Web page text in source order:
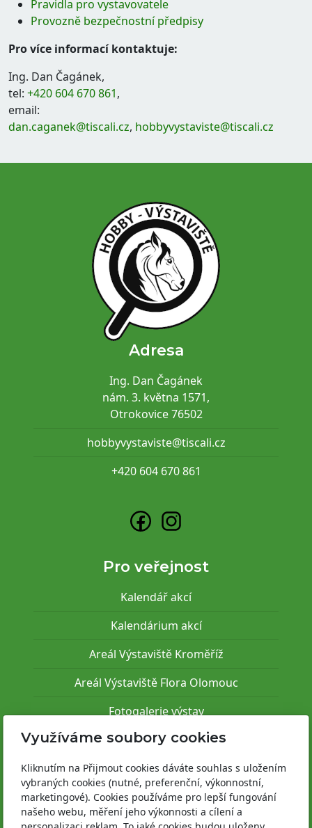
Pravidla pro vystavovatele
Provozně bezpečnostní předpisy
Pro více informací kontaktuje:
Ing. Dan Čagánek,
tel: +420 604 670 861,
email:
dan.caganek@tiscali.cz, hobbyvystaviste@tiscali.cz
Adresa
Ing. Dan Čagánek
nám. 3. května 1571,
Otrokovice 76502
hobbyvystaviste@tiscali.cz
+420 604 670 861
Pro veřejnost
Kalendář akcí
Kalendárium akcí
Areál Výstaviště Kroměříž
Areál Výstaviště Flora Olomouc
Fotogalerie výstav
Pro vystavovatele
Informace k akcím
Areál Výstaviště Kroměříž
Využíváme soubory cookies
Kliknutím na Přijmout cookies dáváte souhlas s uložením
vybraných cookies (nutné, preferenční, výkonnostní,
marketingové). Cookies používáme pro lepší fungování
našeho webu, měření jeho výkonnosti a cílení a